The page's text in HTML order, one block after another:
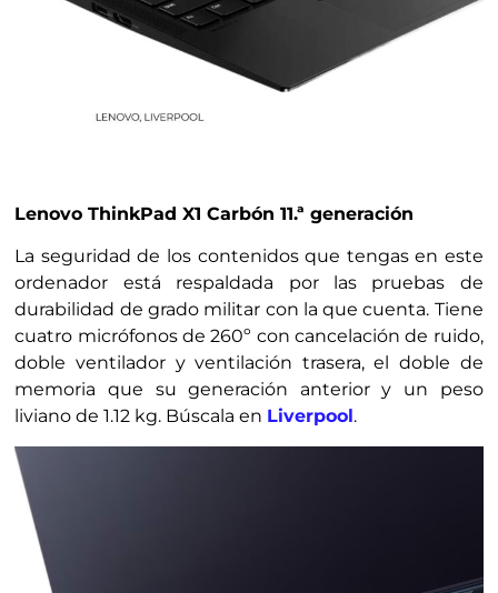
Lenovo ThinkPad X1 Carbón 11.ª generación
La seguridad de los contenidos que tengas en este
ordenador está respaldada por las pruebas de
durabilidad de grado militar con la que cuenta. Tiene
cuatro micrófonos de 260º con cancelación de ruido,
doble ventilador y ventilación trasera, el doble de
memoria que su generación anterior y un peso
liviano de 1.12 kg. Búscala en Liverpool.